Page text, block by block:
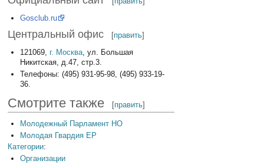
Gosclub.ru
Центральный офис [править]
121069, г. Москва, ул. Большая
Никитская, д.47, стр.3.
Телефоны: (495) 931-95-98, (495) 933-19-
36.
Смотрите также [править]
Молодежный Парламент НО
Молодая Гвардия ЕР
Категории:
Организации